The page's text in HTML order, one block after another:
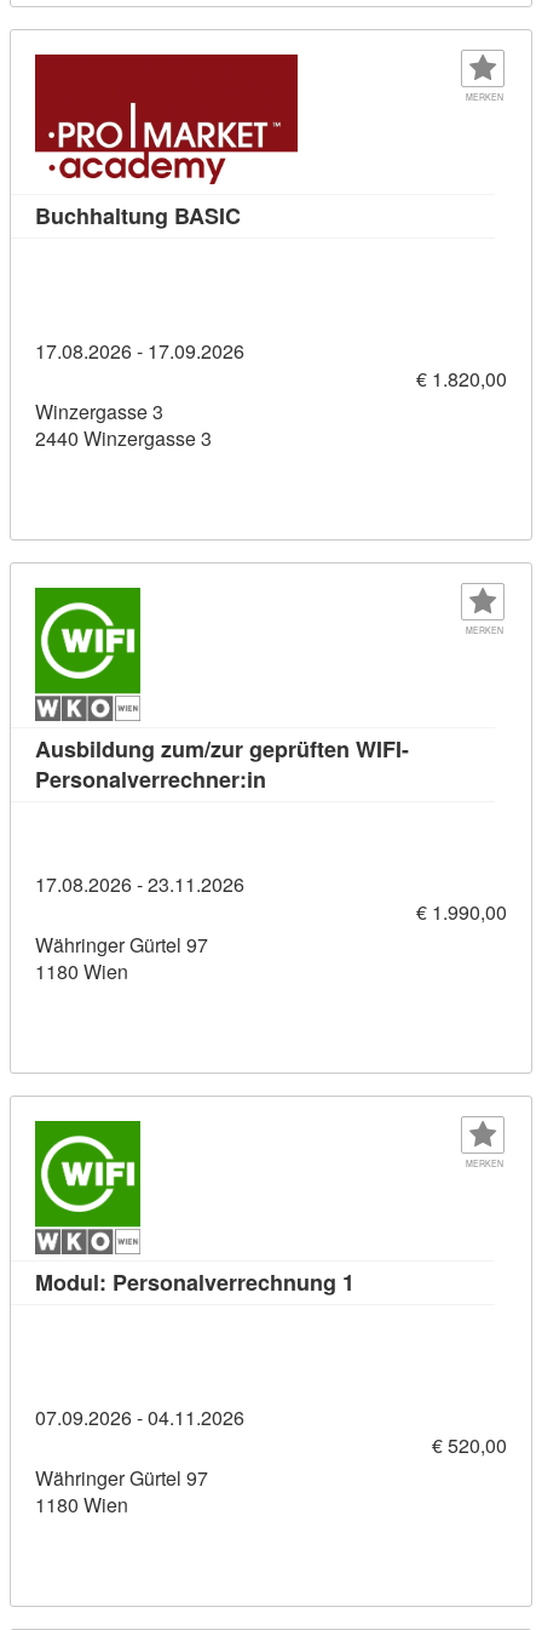
MERKEN
Buchhaltung BASICKursdetail: Buchhaltung BASIC
17.08.2026 - 17.09.2026
€ 1.820,00
Winzergasse 3
2440 Winzergasse 3
MERKEN
Ausbildung zum/zur geprüften WIFI-
Personalverrechner:in
17.08.2026 - 23.11.2026
€ 1.990,00
Währinger Gürtel 97
1180 Wien
MERKEN
Modul: Personalverrechnung 1
07.09.2026 - 04.11.2026
€ 520,00
Währinger Gürtel 97
1180 Wien